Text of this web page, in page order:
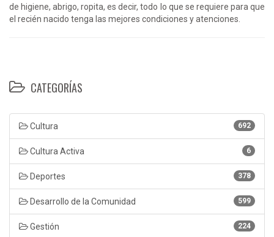
de higiene, abrigo, ropita, es decir, todo lo que se requiere para que
el recién nacido tenga las mejores condiciones y atenciones.
CATEGORÍAS
692
Cultura
6
Cultura Activa
378
Deportes
599
Desarrollo de la Comunidad
224
Gestión